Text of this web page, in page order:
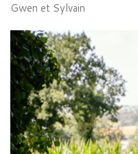
Gwen et Sylvain